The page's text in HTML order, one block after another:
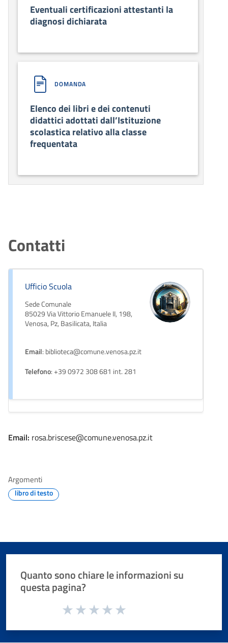
Eventuali certificazioni attestanti la
diagnosi dichiarata
DOMANDA
Elenco dei libri e dei contenuti
didattici adottati dall’Istituzione
scolastica relativo alla classe
frequentata
Contatti
Ufficio Scuola
Sede Comunale
85029 Via Vittorio Emanuele II, 198,
Venosa, Pz, Basilicata, Italia
Email: biblioteca@comune.venosa.pz.it
Telefono: +39 0972 308 681 int. 281
Email: rosa.briscese@comune.venosa.pz.it
Argomenti
libro di testo
Quanto sono chiare le informazioni su
questa pagina?
Valuta da 1 a 5 stelle la pagina